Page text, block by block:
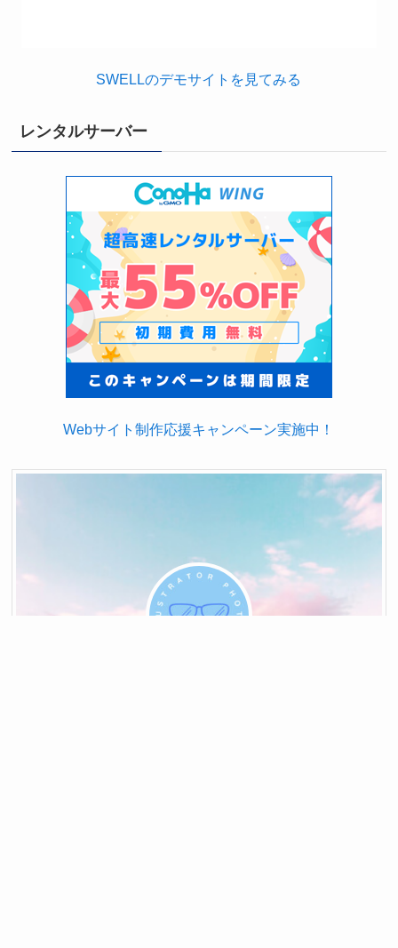
SWELLのデモサイトを見てみる
レンタルサーバー
Webサイト制作応援キャンペーン実施中！